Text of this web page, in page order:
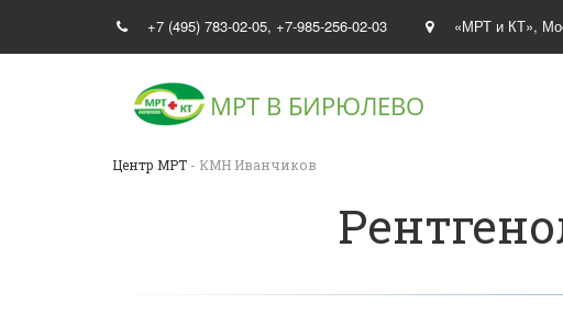
+7 (495) 783-02-05, +7-985-256-02-03 «МРТ и КТ»,
МРТ В БИРЮЛЕВО
Центр МРТ - КМН Иванчиков